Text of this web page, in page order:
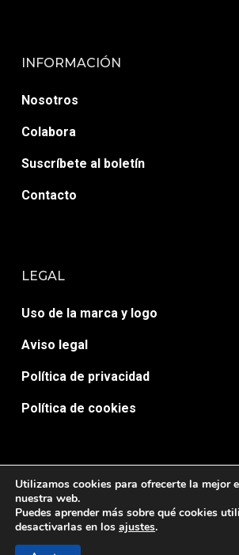
INFORMACIÓN
Nosotros
Colabora
Suscríbete al boletín
Contacto
LEGAL
Uso de la marca y logo
Aviso legal
Política de privacidad
Política de cookies
© AULA 7 ACTIVA. Desarrollado por
Utilizamos cookies para ofrecerte la mejor
nuestra web.
Puedes aprender más sobre qué cookies
desactivarlas en los ajustes.